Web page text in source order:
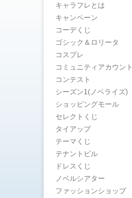
キャラフレとは
キャンペーン
コーデくじ
ゴシック＆ロリータ
コスプレ
コミュニティアカウント
コンテスト
シーズン1(ノベライズ)
ショッピングモール
セレクトくじ
タイアップ
テーマくじ
テナントビル
ドレスくじ
ノベルシアター
ファッションショップ